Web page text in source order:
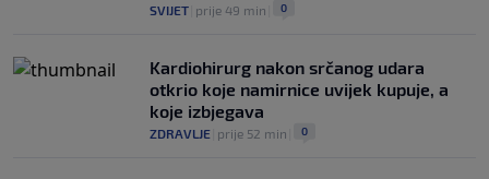
SVIJET prije 49 min 0
Kardiohirurg nakon srčanog udara
otkrio koje namirnice uvijek kupuje, a
koje izbjegava
ZDRAVLJE prije 52 min 0